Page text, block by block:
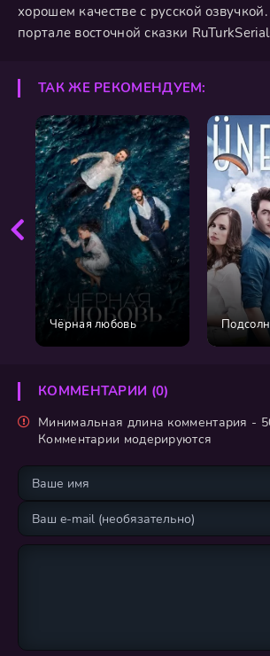
хорошем качестве с русской
портале восточной сказки
ТАК ЖЕ РЕКОМЕНДУЕМ:
Чёрная любовь
КОММЕНТАРИИ (0)
Минимальная длина комментария -
Комментарии модерируются